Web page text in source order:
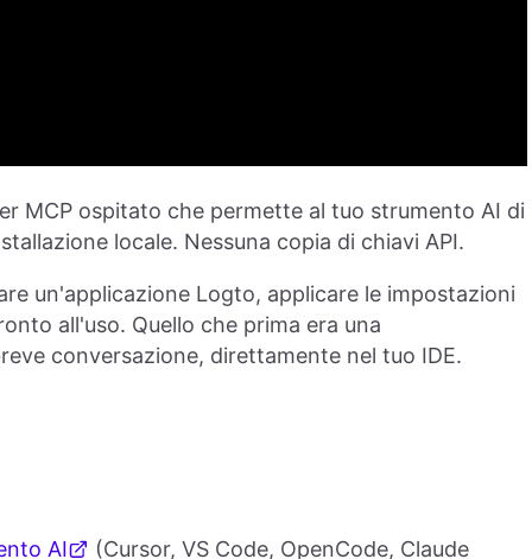
MCP ospitato che permette al tuo strumento AI di
locale. Nessuna copia di chiavi API.
un'applicazione Logto, applicare le impostazioni
all'uso. Quello che prima era una
conversazione, direttamente nel tuo IDE.
AI
(Cursor, VS Code, OpenCode, Claude